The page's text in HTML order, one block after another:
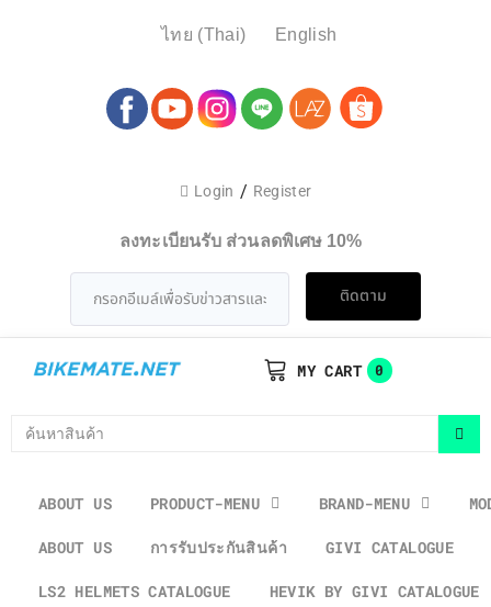
ไทย (Thai) English
ลงทะเบียนรับ ส่วนลดพิเศษ 10%
ติดตาม
Login / Register
ABOUT US PRODUCT-MENU BRAND-MENU
ABOUT US การรับประกันสินค้า GIVI CATALOGUE
LS2 HELMETS CATALOGUE HEVIK BY GIVI CATALOGUE
MY CART 0